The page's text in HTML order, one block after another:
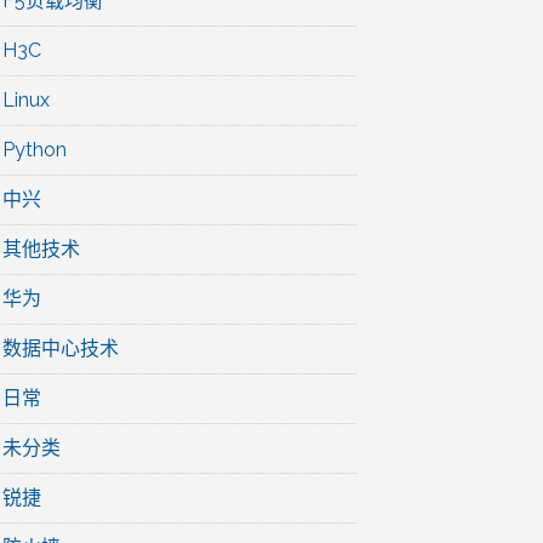
H3C
Linux
Python
中兴
其他技术
华为
数据中心技术
日常
未分类
锐捷